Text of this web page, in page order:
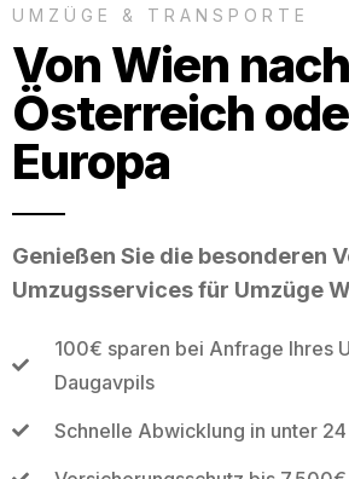
UMZÜGE & TRANSPORTE
Von Wien nach
Österreich
Europa
Genießen Sie die besonderen
Umzugsservices für Umzüge
100€ sparen bei Anfrage Ihres
Daugavpils
Schnelle Abwicklung in unter